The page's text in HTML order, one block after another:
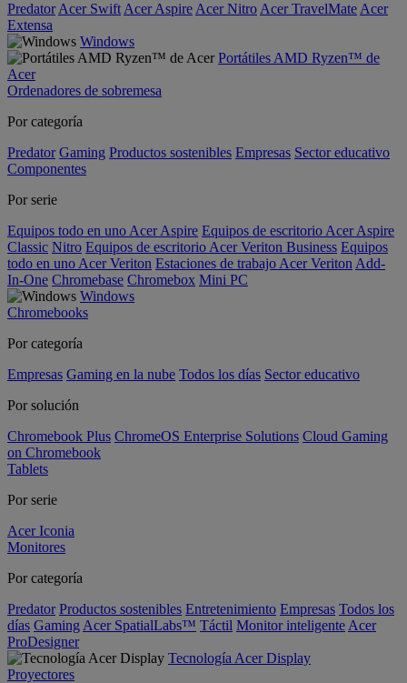
Predator Acer Swift Acer Aspire Acer Nitro Acer TravelMate Acer
Extensa
Windows
Portátiles AMD Ryzen™ de
Acer
Ordenadores de sobremesa
Por categoría
Predator Gaming Productos sostenibles Empresas Sector educativo
Componentes
Por serie
Equipos todo en uno Acer Aspire Equipos de escritorio Acer Aspire
Classic Nitro Equipos de escritorio Acer Veriton Business Equipos
todo en uno Acer Veriton Estaciones de trabajo Acer Veriton Add-
In-One Chromebase Chromebox Mini PC
Windows
Chromebooks
Por categoría
Empresas Gaming en la nube Todos los días Sector educativo
Por solución
Chromebook Plus ChromeOS Enterprise Solutions Cloud Gaming
on Chromebook
Tablets
Por serie
Acer Iconia
Monitores
Por categoría
Predator Productos sostenibles Entretenimiento Empresas Todos los
días Gaming Acer SpatialLabs™ Táctil Monitor inteligente Acer
ProDesigner
Tecnología Acer Display
Proyectores